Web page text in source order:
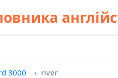
3000 river